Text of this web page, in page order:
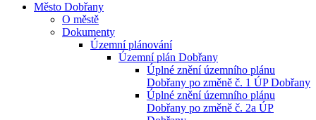
Město Dobřany
O městě
Dokumenty
Územní plánování
Územní plán Dobřany
Úplné znění územního plánu
Dobřany po změně č. 1 ÚP Dobřany
Úplné znění územního plánu
Dobřany po změně č. 2a ÚP